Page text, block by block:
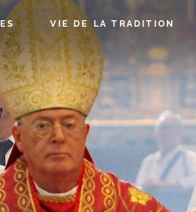
VIE DE LA TRADITION